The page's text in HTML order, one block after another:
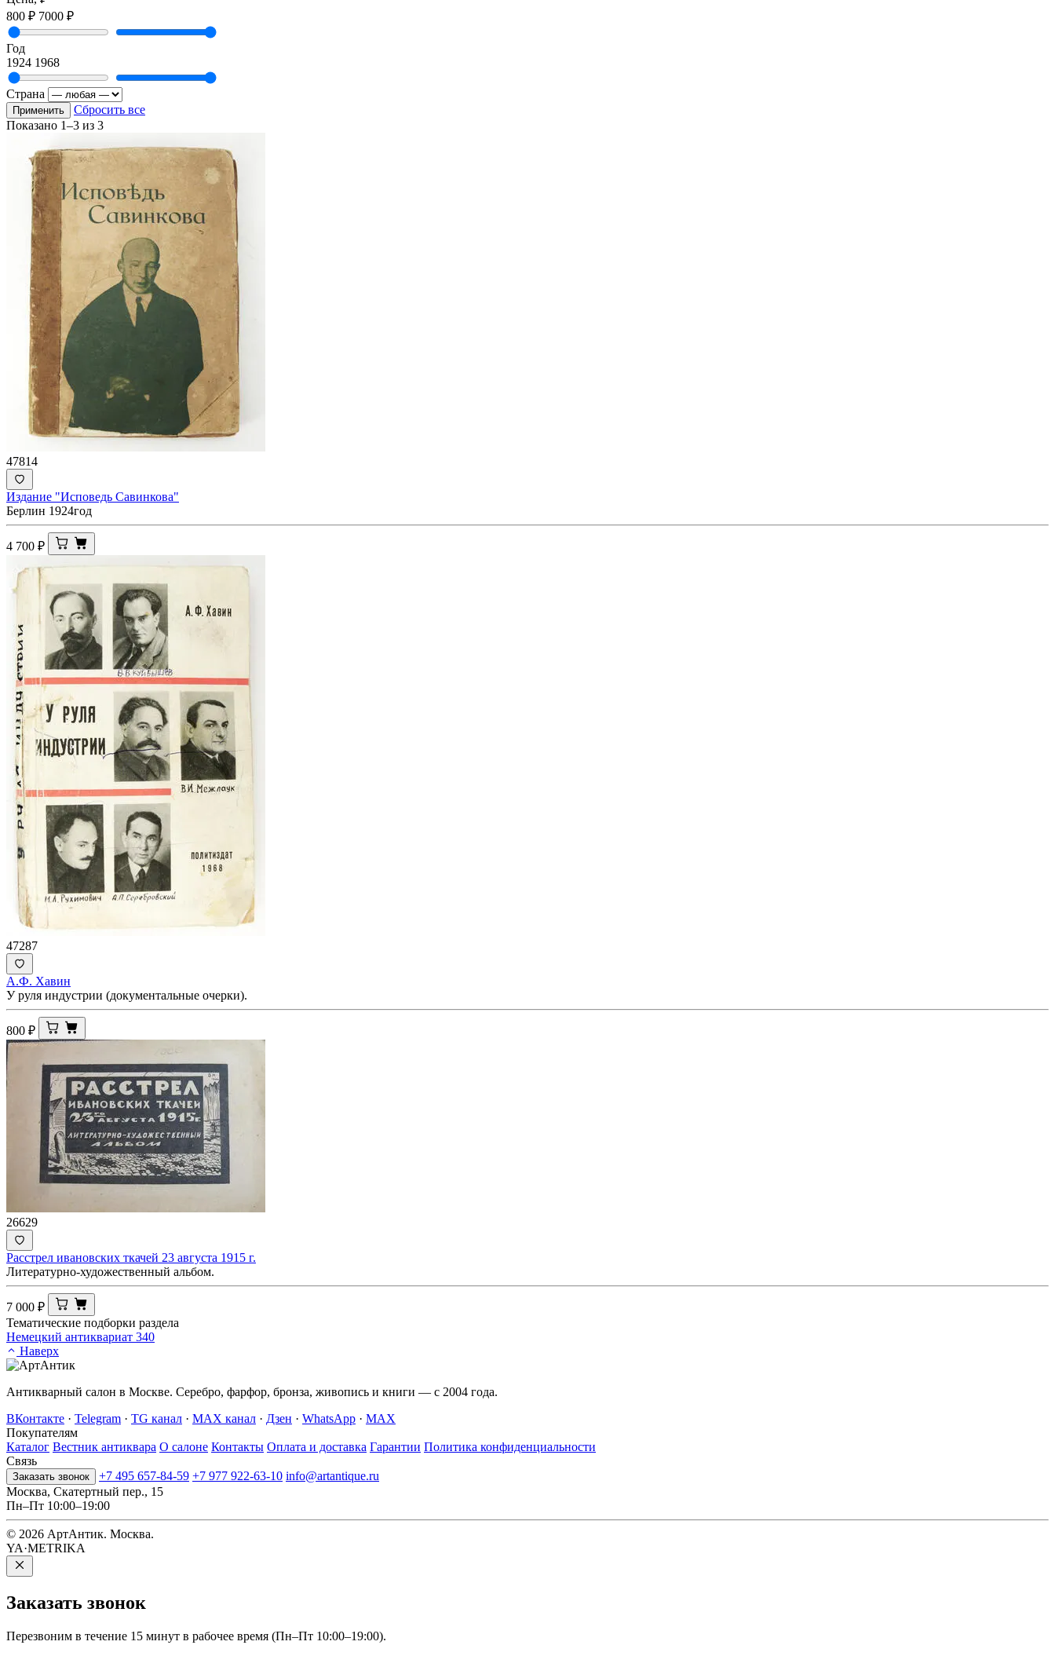
800 ₽ 7000 ₽
Год
1924 1968
Страна
Применить
Сбросить все
Показано 1–3 из 3
47814
Издание "Исповедь Савинкова"
Берлин 1924год
4 700 ₽
47287
А.Ф. Хавин
У руля индустрии (документальные очерки).
800 ₽
26629
Расстрел ивановских ткачей 23 августа 1915 г.
Литературно-художественный альбом.
7 000 ₽
Тематические подборки раздела
Немецкий антиквариат 340
Наверх
Антикварный салон в Москве. Серебро, фарфор, бронза, живопись и книги — с 2004 года.
ВКонтакте · Telegram · TG канал · MAX канал · Дзен · WhatsApp · MAX
Покупателям
Каталог Вестник антиквара О салоне Контакты Оплата и доставка Гарантии Политика конфиденциальности
Связь
Заказать звонок +7 495 657-84-59 +7 977 922-63-10 info@artantique.ru
Москва, Скатертный пер., 15
Пн–Пт 10:00–19:00
© 2026 АртАнтик. Москва.
YA·METRIKA
Заказать звонок
Перезвоним в течение 15 минут в рабочее время (Пн–Пт 10:00–19:00).